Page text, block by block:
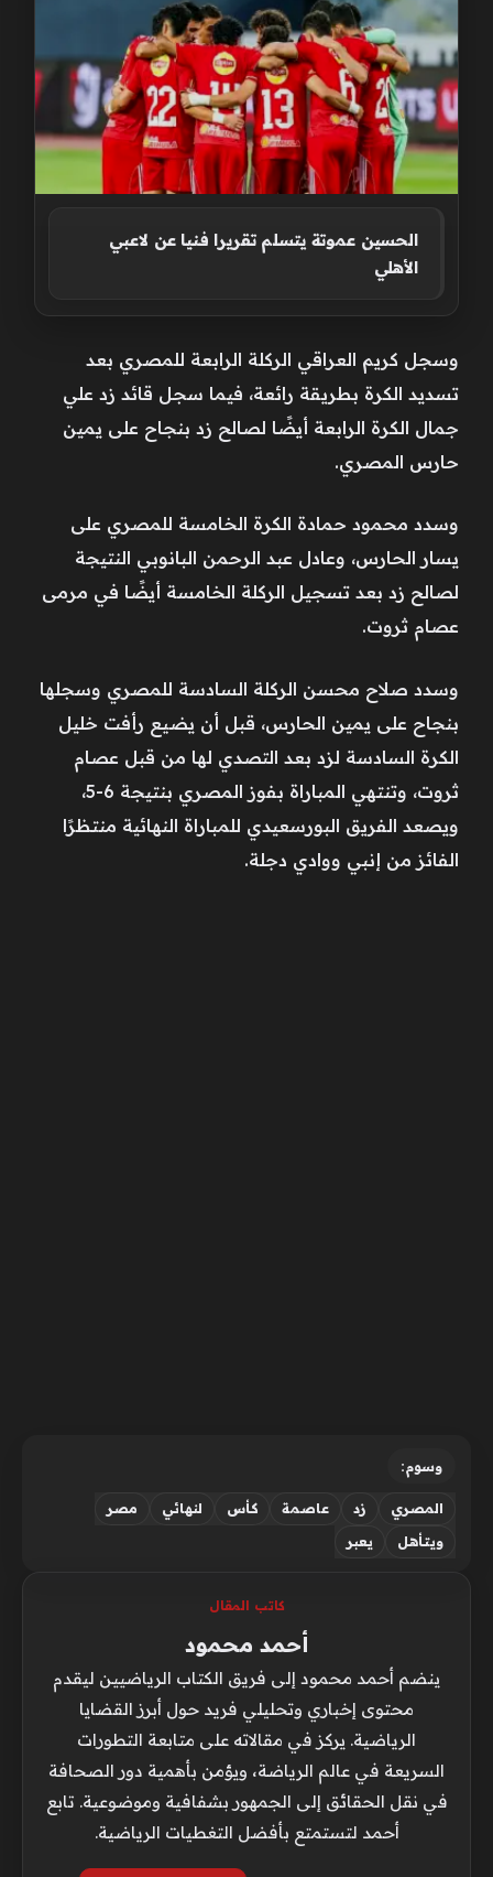
الحسين عموتة يتسلم تقريرا فنيا عن لاعبي
الأهلي
وسجل كريم العراقي الركلة الرابعة للمصري بعد
تسديد الكرة بطريقة رائعة، فيما سجل قائد زد علي
جمال الكرة الرابعة أيضًا لصالح زد بنجاح على يمين
حارس المصري.
وسدد محمود حمادة الكرة الخامسة للمصري على
يسار الحارس، وعادل عبد الرحمن البانوبي النتيجة
لصالح زد بعد تسجيل الركلة الخامسة أيضًا في مرمى
عصام ثروت.
وسدد صلاح محسن الركلة السادسة للمصري وسجلها
بنجاح على يمين الحارس، قبل أن يضيع رأفت خليل
الكرة السادسة لزد بعد التصدي لها من قبل عصام
ثروت، وتنتهي المباراة بفوز المصري بنتيجة 6-5،
ويصعد الفريق البورسعيدي للمباراة النهائية منتظرًا
الفائز من إنبي ووادي دجلة.
وسوم:
المصري زد عاصمة كأس لنهائي
مصر
ويتأهل
يعبر
كاتب المقال
أحمد محمود
ينضم أحمد محمود إلى فريق الكتاب الرياضيين ليقدم
محتوى إخباري وتحليلي فريد حول أبرز القضايا
الرياضية. يركز في مقالاته على متابعة التطورات
السريعة في عالم الرياضة، ويؤمن بأهمية دور الصحافة
في نقل الحقائق إلى الجمهور بشفافية وموضوعية. تابع
أحمد لتستمتع بأفضل التغطيات الرياضية.